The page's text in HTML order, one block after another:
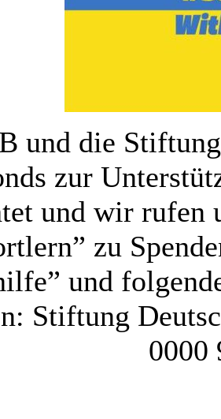
und die
zur
und wir rufen
zu
und
Stiftung
0000